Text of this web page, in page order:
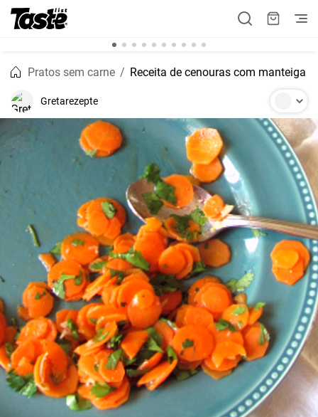
Pratos sem carne Receita de cenouras com manteiga
Gretarezepte